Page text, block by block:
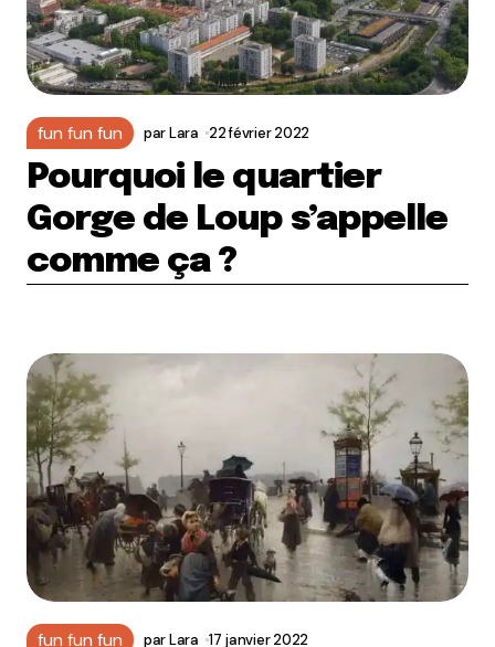
fun fun fun parLara 22 février 2022
Pourquoi le quartier
Gorge de Loup s’appelle
comme ça ?
fun fun fun parLara 17 janvier 2022